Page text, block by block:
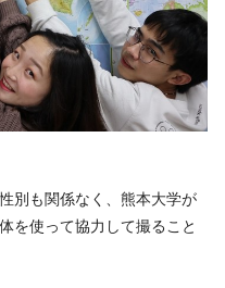
別も関係なく、熊本大学が
を使って協力して撮ること